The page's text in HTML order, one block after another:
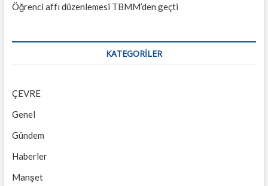
Öğrenci affı düzenlemesi TBMM’den geçti
KATEGORILER
ÇEVRE
Genel
Gündem
Haberler
Manşet